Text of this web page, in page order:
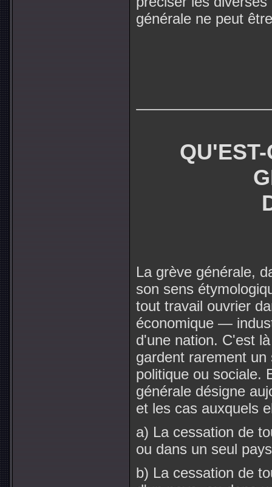
générale ne peut
La grève générale,
son sens
tout travail ouvrier
économique —
d'une nation. C'est
gardent rarement
politique ou sociale.
générale désigne
et les cas auxquels
a) La cessation de
ou dans un seul
b) La cessation de